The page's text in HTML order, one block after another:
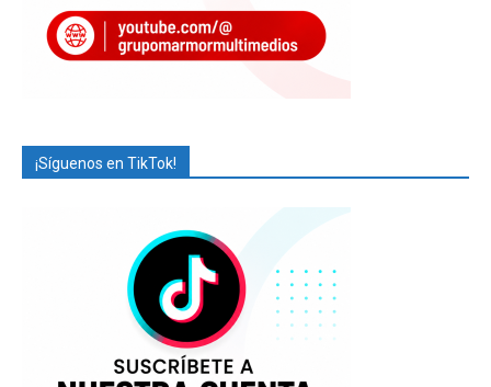
¡Síguenos en TikTok!